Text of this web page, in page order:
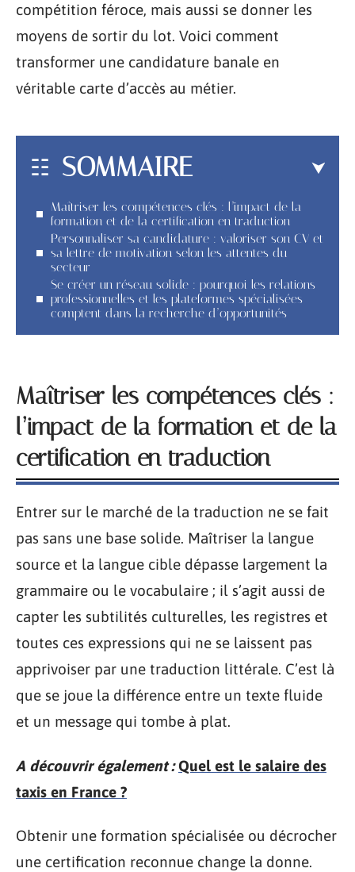
compétition féroce, mais aussi se donner les
moyens de sortir du lot. Voici comment
transformer une candidature banale en
véritable carte d’accès au métier.
SOMMAIRE
Maîtriser les compétences clés : l’impact de la
formation et de la certification en traduction
Personnaliser sa candidature : valoriser son CV et
sa lettre de motivation selon les attentes du
secteur
Se créer un réseau solide : pourquoi les relations
professionnelles et les plateformes spécialisées
comptent dans la recherche d’opportunités
Maîtriser les compétences clés :
l’impact de la formation et de la
certification en traduction
Entrer sur le marché de la traduction ne se fait
pas sans une base solide. Maîtriser la langue
source et la langue cible dépasse largement la
grammaire ou le vocabulaire ; il s’agit aussi de
capter les subtilités culturelles, les registres et
toutes ces expressions qui ne se laissent pas
apprivoiser par une traduction littérale. C’est là
que se joue la différence entre un texte fluide
et un message qui tombe à plat.
A découvrir également : Quel est le salaire des
taxis en France ?
Obtenir une formation spécialisée ou décrocher
une certification reconnue change la donne.